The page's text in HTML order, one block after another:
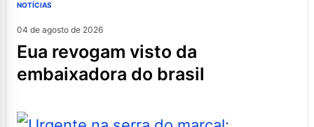
NOTÍCIAS
04 de agosto de 2026
eua revogam visto da
embaixadora do brasil